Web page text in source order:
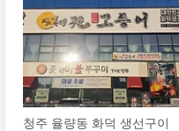
청주 율량동 화덕 생선구이